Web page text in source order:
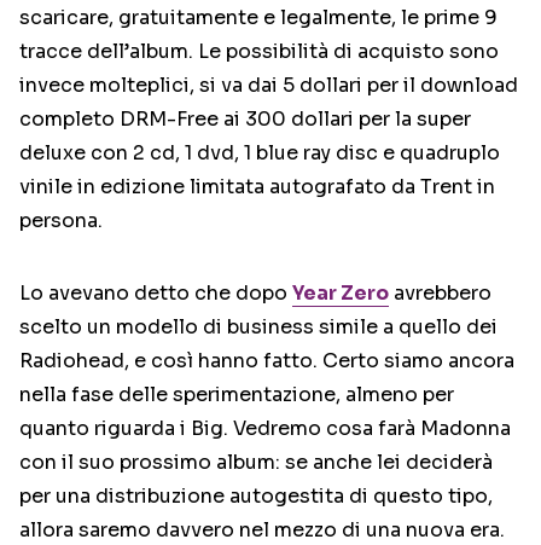
scaricare, gratuitamente e legalmente, le prime 9
tracce dell’album. Le possibilità di acquisto sono
invece molteplici, si va dai 5 dollari per il download
completo DRM-Free ai 300 dollari per la super
deluxe con 2 cd, 1 dvd, 1 blue ray disc e quadruplo
vinile in edizione limitata autografato da Trent in
persona.
Lo avevano detto che dopo Year Zero avrebbero
scelto un modello di business simile a quello dei
Radiohead, e così hanno fatto. Certo siamo ancora
nella fase delle sperimentazione, almeno per
quanto riguarda i Big. Vedremo cosa farà Madonna
con il suo prossimo album: se anche lei deciderà
per una distribuzione autogestita di questo tipo,
allora saremo davvero nel mezzo di una nuova era.